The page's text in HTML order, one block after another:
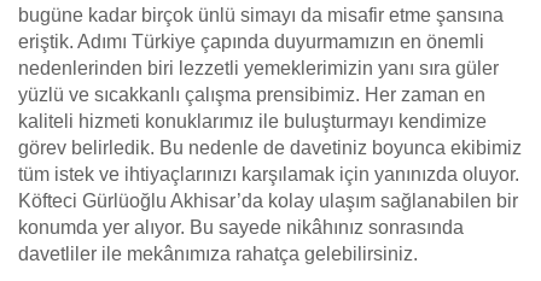
bugüne kadar birçok ünlü simayı da misafir etme şansına
eriştik. Adımı Türkiye çapında duyurmamızın en önemli
nedenlerinden biri lezzetli yemeklerimizin yanı sıra güler
yüzlü ve sıcakkanlı çalışma prensibimiz. Her zaman en
kaliteli hizmeti konuklarımız ile buluşturmayı kendimize
görev belirledik. Bu nedenle de davetiniz boyunca ekibimiz
tüm istek ve ihtiyaçlarınızı karşılamak için yanınızda oluyor.
Köfteci Gürlüoğlu Akhisar’da kolay ulaşım sağlanabilen bir
konumda yer alıyor. Bu sayede nikâhınız sonrasında
davetliler ile mekânımıza rahatça gelebilirsiniz.